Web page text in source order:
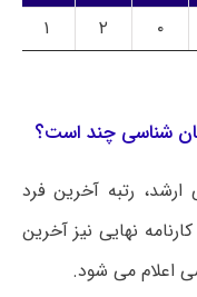
۰ ۲ ۱
شناسی چند است؟
ارشد، رتبه آخرین فرد
نهایی نیز آخرین
اعلام می شود.